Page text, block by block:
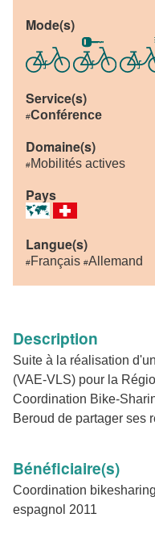
Mode(s)
Service(s)
#Conférence
Domaine(s)
#Mobilités actives
Pays
Langue(s)
#Français #Allemand
Description
Suite à la réalisation
(VAE-VLS) pour la
Coordination Bike-
Beroud de partager ses
Bénéficiaire(s)
Coordination
espagnol 2011